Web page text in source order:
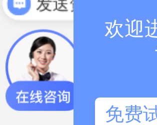
怎么收费
欢迎
免费